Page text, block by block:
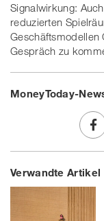
Signalwirkung:
reduzierten
Geschäftsmodellen
Gespräch zu
MoneyToday-
on
Verwandte Artikel